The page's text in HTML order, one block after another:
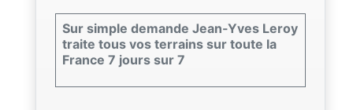
Sur simple demande Jean-Yves Leroy
traite tous vos terrains sur toute la
France 7 jours sur 7